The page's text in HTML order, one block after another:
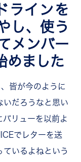
ラインを
し、使う
メンバー
めました
皆が今のように
いだろうなと思い
リューを以前よ
でレターを送
ているよねという